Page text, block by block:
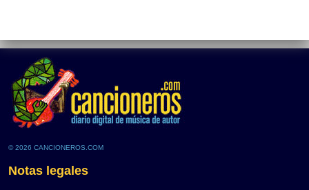
© 2026 CANCIONEROS.COM
Notas legales